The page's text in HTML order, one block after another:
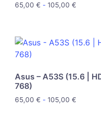
65,00€ - 105,00€
Asus – A53S (15.6 |
768)
65,00€ - 105,00€